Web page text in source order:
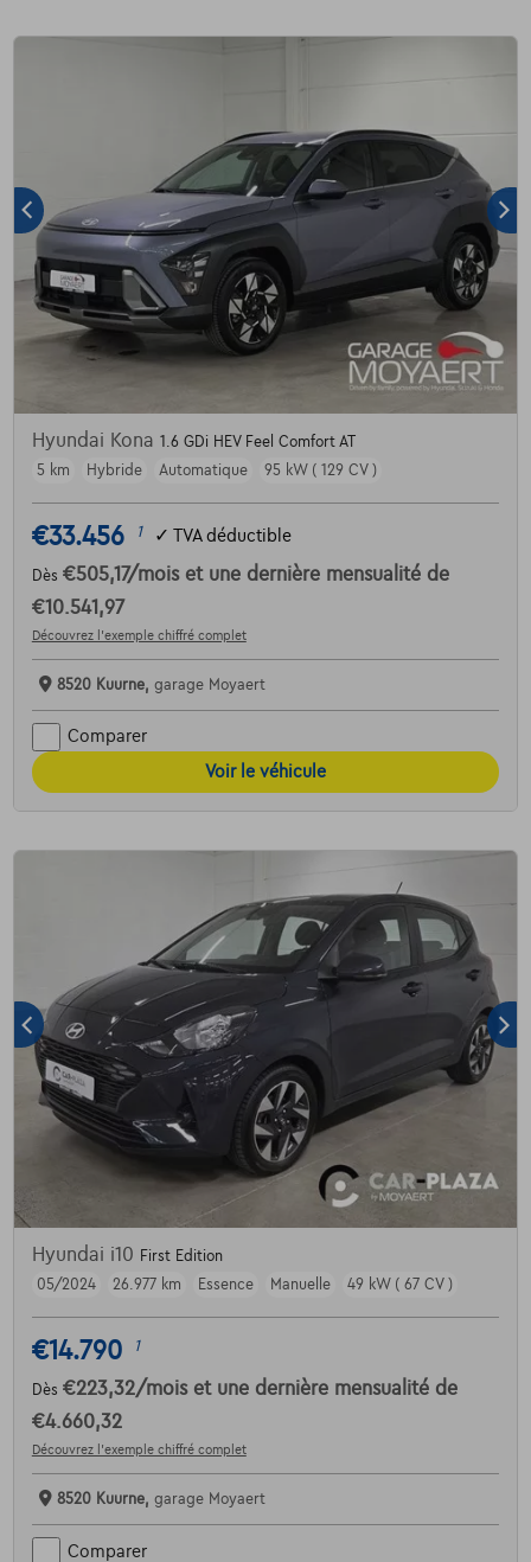
Hyundai Kona 1.6 GDi HEV Feel Comfort AT
5 km
Hybride Automatique 95 kW ( 129 CV )
€33.456 1 ✓ TVA déductible
Dès €505,17/mois et une dernière mensualité de
€10.541,97
Découvrez l’exemple chiffré complet
8520 Kuurne, garage Moyaert
Comparer
Voir le véhicule
Hyundai i10 First Edition
05/2024
26.977 km Essence Manuelle 49 kW ( 67 CV )
€14.790 1
Dès €223,32/mois et une dernière mensualité de
€4.660,32
Découvrez l’exemple chiffré complet
8520 Kuurne, garage Moyaert
Comparer